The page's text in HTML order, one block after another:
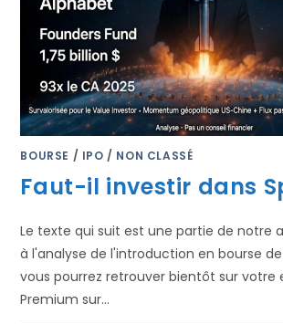
BOURSE / IPO / NON CLASSÉ
Faut-il investir dans
Le texte qui suit est une partie de notre
à l'analyse de l'introduction en bourse
vous pourrez retrouver bientôt sur votre
Premium sur…